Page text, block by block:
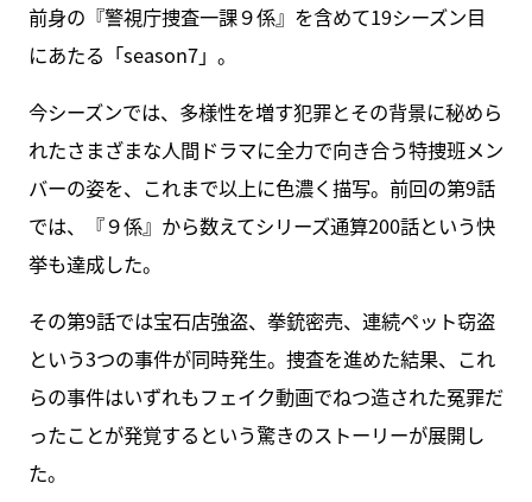
前身の『警視庁捜査一課９係』を含めて19シーズン目
にあたる「season7」。
今シーズンでは、多様性を増す犯罪とその背景に秘めら
れたさまざまな人間ドラマに全力で向き合う特捜班メン
バーの姿を、これまで以上に色濃く描写。前回の第9話
では、『９係』から数えてシリーズ通算200話という快
挙も達成した。
その第9話では宝石店強盗、拳銃密売、連続ペット窃盗
という3つの事件が同時発生。捜査を進めた結果、これ
らの事件はいずれもフェイク動画でねつ造された冤罪だ
ったことが発覚するという驚きのストーリーが展開し
た。